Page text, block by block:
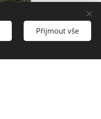
Přijmout vše